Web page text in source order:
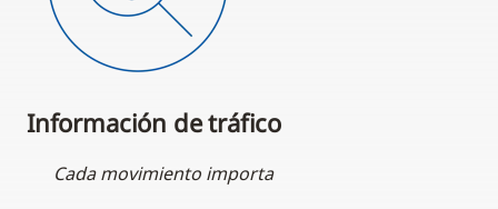
Información de tráfico
Cada movimiento importa